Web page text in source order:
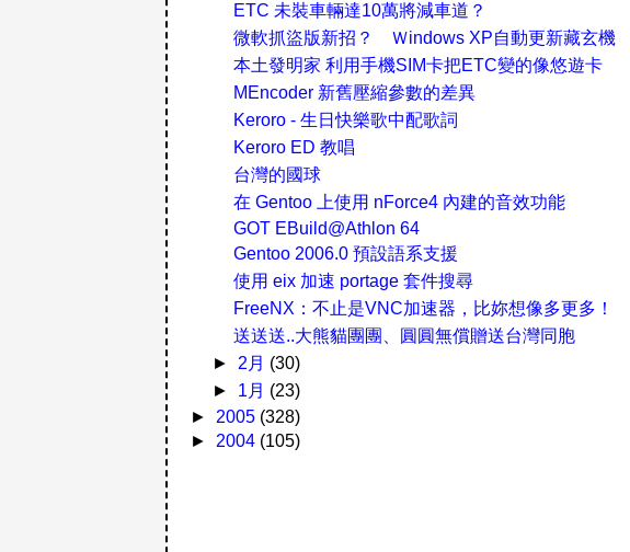
ETC 未裝車輛達10萬將減車道？
微軟抓盜版新招？ Ｗindows XP自動更新藏玄機
本土發明家 利用手機SIM卡把ETC變的像悠遊卡
MEncoder 新舊壓縮參數的差異
Keroro - 生日快樂歌中配歌詞
Keroro ED 教唱
台灣的國球
在 Gentoo 上使用 nForce4 內建的音效功能
GOT EBuild@Athlon 64
Gentoo 2006.0 預設語系支援
使用 eix 加速 portage 套件搜尋
FreeNX：不止是VNC加速器，比妳想像多更多！
送送送..大熊貓團團、圓圓無償贈送台灣同胞
► 2月 (30)
► 1月 (23)
► 2005 (328)
► 2004 (105)